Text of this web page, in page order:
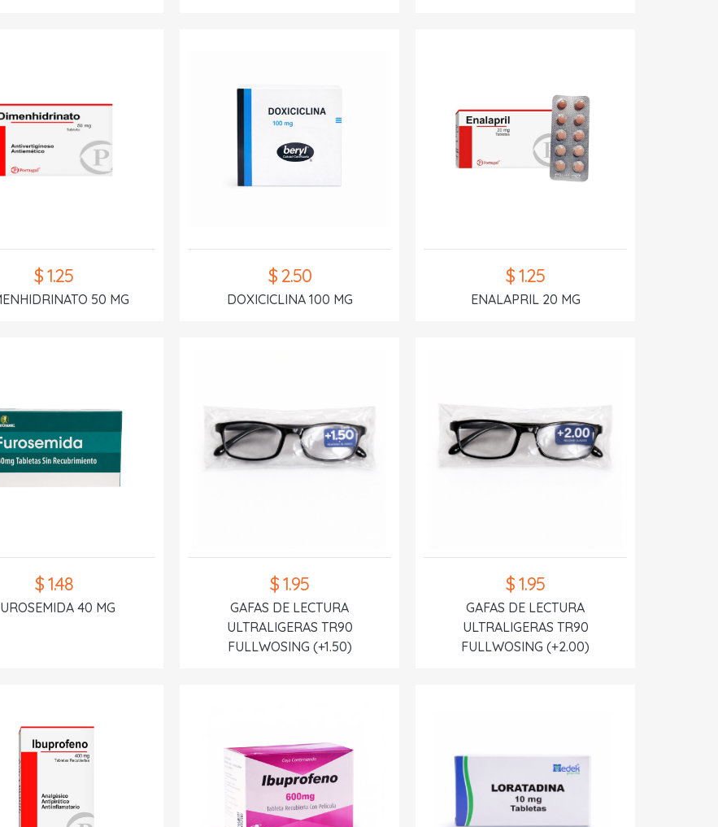
$ 1.25
50 MG
$ 2.50
DOXICICLINA 100 MG
$ 1.25
ENALAPRIL 20 MG
$ 1.48
40 MG
$ 1.95
GAFAS DE LECTURA
ULTRALIGERAS TR90
FULLWOSING (+1.50)
$ 1.95
GAFAS DE LECTURA
ULTRALIGERAS TR90
FULLWOSING (+2.00)